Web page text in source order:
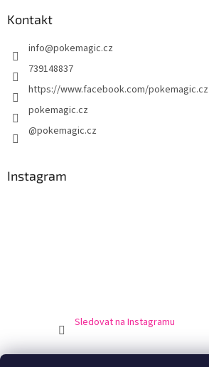
Kontakt
info@pokemagic.cz
739148837
https://www.facebook.com/pokemagic.cz
pokemagic.cz
@pokemagic.cz
Instagram
Sledovat na Instagramu